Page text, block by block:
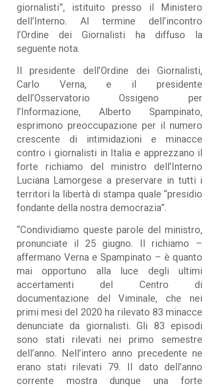
giornalisti”, istituito presso il Ministero
dell’Interno. Al termine dell’incontro
l’Ordine dei Giornalisti ha diffuso la
seguente nota.
Il presidente dell’Ordine dei Giornalisti,
Carlo Verna, e il presidente
dell’Osservatorio Ossigeno per
l’Informazione, Alberto Spampinato,
esprimono preoccupazione per il numero
crescente di intimidazioni e minacce
contro i giornalisti in Italia e apprezzano il
forte richiamo del ministro dell’Interno
Luciana Lamorgese a preservare in tutti i
territori la libertà di stampa quale “presidio
fondante della nostra democrazia”.
“Condividiamo queste parole del ministro,
pronunciate il 25 giugno. Il richiamo –
affermano Verna e Spampinato – è quanto
mai opportuno alla luce degli ultimi
accertamenti del Centro di
documentazione del Viminale, che nei
primi mesi del 2020 ha rilevato 83 minacce
denunciate da giornalisti. Gli 83 episodi
sono stati rilevati nei primo semestre
dell’anno. Nell’intero anno precedente ne
erano stati rilevati 79. Il dato dell’anno
corrente mostra dunque una forte